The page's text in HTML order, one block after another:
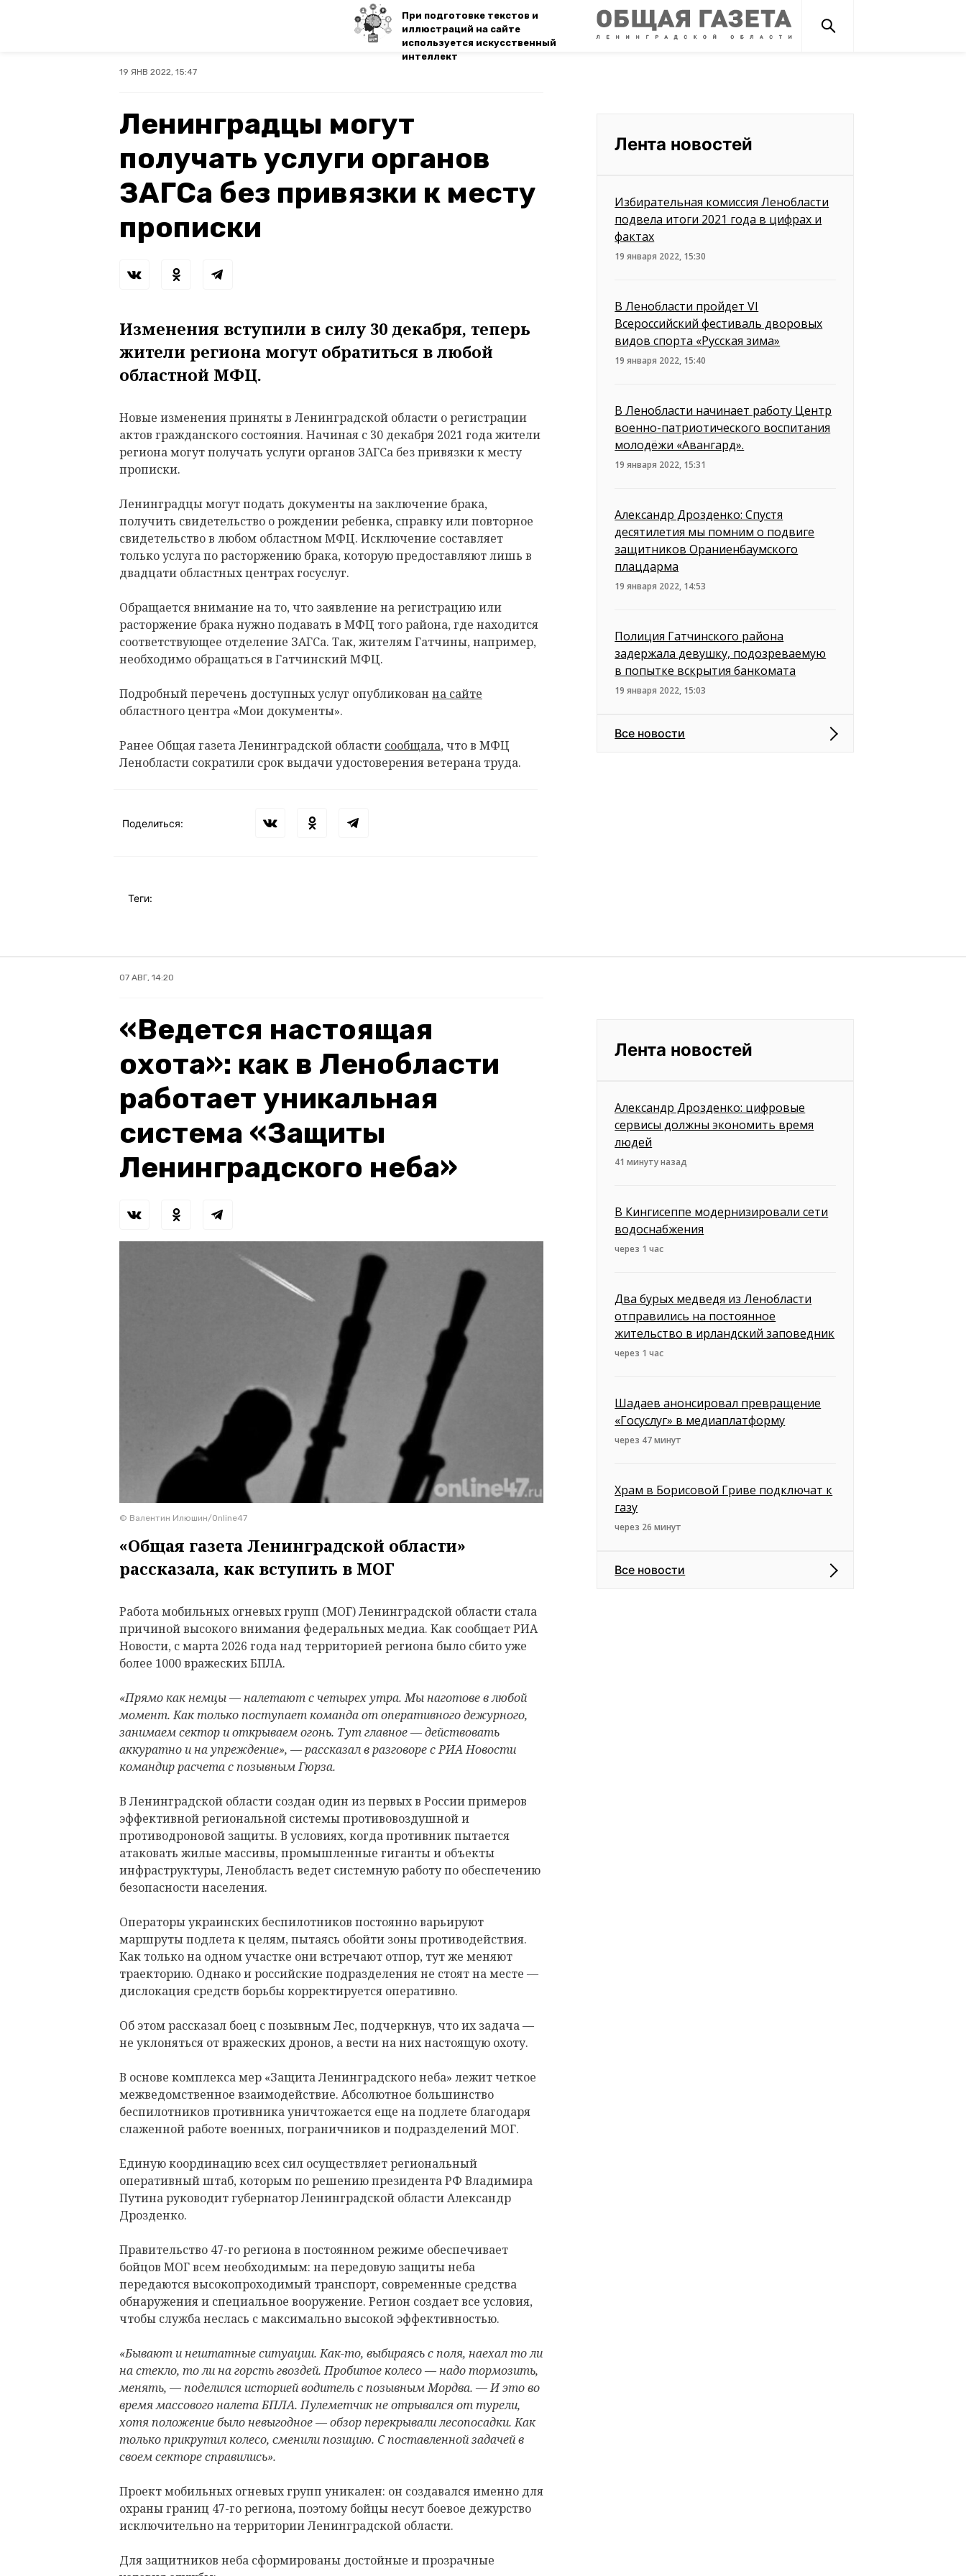
При подготовке текстов и
иллюстраций на сайте
используется искусственный
интеллект
19 ЯНВ 2022, 15:47
Ленинградцы могут
получать услуги органов
ЗАГСа без привязки к месту
прописки
Изменения вступили в силу 30 декабря, теперь
жители региона могут обратиться в любой
областной МФЦ.
Новые изменения приняты в Ленинградской области о регистрации
актов гражданского состояния. Начиная с 30 декабря 2021 года жители
региона могут получать услуги органов ЗАГСа без привязки к месту
прописки.
Ленинградцы могут подать документы на заключение брака,
получить свидетельство о рождении ребенка, справку или повторное
свидетельство в любом областном МФЦ. Исключение составляет
только услуга по расторжению брака, которую предоставляют лишь в
двадцати областных центрах госуслуг.
Обращается внимание на то, что заявление на регистрацию или
расторжение брака нужно подавать в МФЦ того района, где находится
соответствующее отделение ЗАГСа. Так, жителям Гатчины, например,
необходимо обращаться в Гатчинский МФЦ.
Подробный перечень доступных услуг опубликован на сайте
областного центра «Мои документы».
Ранее Общая газета Ленинградской области сообщала, что в МФЦ
Ленобласти сократили срок выдачи удостоверения ветерана труда.
Поделиться:
Теги:
Лента новостей
Избирательная комиссия Ленобласти
подвела итоги 2021 года в цифрах и
фактах
19 января 2022, 15:30
В Ленобласти пройдет VI
Всероссийский фестиваль дворовых
видов спорта «Русская зима»
19 января 2022, 15:40
В Ленобласти начинает работу Центр
военно-патриотического воспитания
молодёжи «Авангард».
19 января 2022, 15:31
Александр Дрозденко: Спустя
десятилетия мы помним о подвиге
защитников Ораниенбаумского
плацдарма
19 января 2022, 14:53
Полиция Гатчинского района
задержала девушку, подозреваемую
в попытке вскрытия банкомата
19 января 2022, 15:03
Все новости
07 АВГ, 14:20
«Ведется настоящая
охота»: как в Ленобласти
работает уникальная
система «Защиты
Ленинградского неба»
© Валентин Илюшин/Online47
«Общая газета Ленинградской области»
рассказала, как вступить в МОГ
Работа мобильных огневых групп (МОГ) Ленинградской области стала
причиной высокого внимания федеральных медиа. Как сообщает РИА
Новости, с марта 2026 года над территорией региона было сбито уже
более 1000 вражеских БПЛА.
«Прямо как немцы — налетают с четырех утра. Мы наготове в любой
момент. Как только поступает команда от оперативного дежурного,
занимаем сектор и открываем огонь. Тут главное — действовать
аккуратно и на упреждение», — рассказал в разговоре с РИА Новости
командир расчета с позывным Гюрза.
В Ленинградской области создан один из первых в России примеров
эффективной региональной системы противовоздушной и
противодроновой защиты. В условиях, когда противник пытается
атаковать жилые массивы, промышленные гиганты и объекты
инфраструктуры, Ленобласть ведет системную работу по обеспечению
безопасности населения.
Операторы украинских беспилотников постоянно варьируют
маршруты подлета к целям, пытаясь обойти зоны противодействия.
Как только на одном участке они встречают отпор, тут же меняют
траекторию. Однако и российские подразделения не стоят на месте —
дислокация средств борьбы корректируется оперативно.
Об этом рассказал боец с позывным Лес, подчеркнув, что их задача —
не уклоняться от вражеских дронов, а вести на них настоящую охоту.
В основе комплекса мер «Защита Ленинградского неба» лежит четкое
межведомственное взаимодействие. Абсолютное большинство
беспилотников противника уничтожается еще на подлете благодаря
слаженной работе военных, пограничников и подразделений МОГ.
Единую координацию всех сил осуществляет региональный
оперативный штаб, которым по решению президента РФ Владимира
Путина руководит губернатор Ленинградской области Александр
Дрозденко.
Правительство 47-го региона в постоянном режиме обеспечивает
бойцов МОГ всем необходимым: на передовую защиты неба
передаются высокопроходимый транспорт, современные средства
обнаружения и специальное вооружение. Регион создает все условия,
чтобы служба неслась с максимально высокой эффективностью.
«Бывают и нештатные ситуации. Как-то, выбираясь с поля, наехал то ли
на стекло, то ли на горсть гвоздей. Пробитое колесо — надо тормозить,
менять, — поделился историей водитель с позывным Мордва. — И это во
время массового налета БПЛА. Пулеметчик не отрывался от турели,
хотя положение было невыгодное — обзор перекрывали лесопосадки. Как
только прикрутил колесо, сменили позицию. С поставленной задачей в
своем секторе справились».
Проект мобильных огневых групп уникален: он создавался именно для
охраны границ 47-го региона, поэтому бойцы несут боевое дежурство
исключительно на территории Ленинградской области.
Для защитников неба сформированы достойные и прозрачные
Лента новостей
Александр Дрозденко: цифровые
сервисы должны экономить время
людей
41 минуту назад
В Кингисеппе модернизировали сети
водоснабжения
через 1 час
Два бурых медведя из Ленобласти
отправились на постоянное
жительство в ирландский заповедник
через 1 час
Шадаев анонсировал превращение
«Госуслуг» в медиаплатформу
через 47 минут
Храм в Борисовой Гриве подключат к
газу
через 26 минут
Все новости